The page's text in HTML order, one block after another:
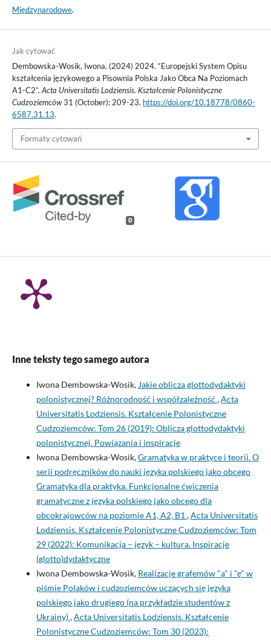
Międzynarodowe.
Jak cytować
Dembowska-Wosik, Iwona. (2024) 2024. “Europejski System Opisu
kształcenia językowego a Pisownia Polska Jako Obca Na Poziomach
A1-C2”. Acta Universitatis Lodziensis. Kształcenie Polonistyczne
Cudzoziemców31 (October): 209-23. https://doi.org/10.18778/0860-
6587.31.13.
Formaty cytowań
0
Inne teksty tego samego autora
Iwona Dembowska-Wosik,Jakie oblicza glottodydaktyki
polonistycznej? Różnorodność i współzależność ,Acta
Universitatis Lodziensis. Kształcenie Polonistyczne
Cudzoziemców: Tom 26 (2019): Oblicza glottodydaktyki
polonistycznej. Powiązania i inspiracje
Iwona Dembowska-Wosik,Gramatyka w praktyce i teorii. O
serii podręczników do nauki języka polskiego jako obcego
Gramatyka dla praktyka. Funkcjonalne ćwiczenia
gramatyczne z języka polskiego jako obcego dla
obcokrajowców na poziomie A1, A2, B1,Acta Universitatis
Lodziensis. Kształcenie Polonistyczne Cudzoziemców: Tom
29 (2022): Komunikacja – język – kultura. Inspiracje
(glotto)dydaktyczne
Iwona Dembowska-Wosik, Realizacje grafemów "ą" i "ę" w
piśmie Polaków i cudzoziemców uczących się języka
polskiego jako drugiego (na przykładzie studentów z
Ukrainy),Acta Universitatis Lodziensis. Kształcenie
Polonistyczne Cudzoziemców: Tom 30 (2023):